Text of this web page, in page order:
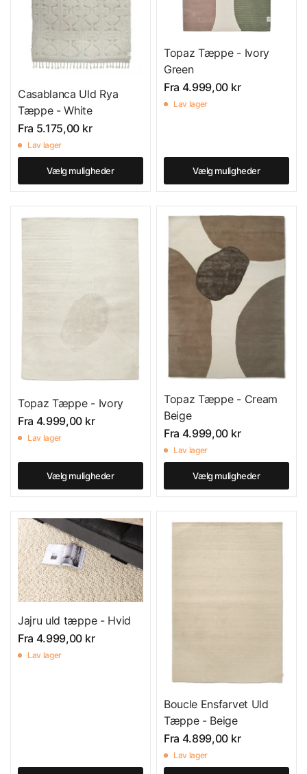
Casablanca Uld Rya
Tæppe - White
Fra 5.175,00 kr
Lav lager
Vælg muligheder
Topaz Tæppe - Ivory
Green
Fra 4.999,00 kr
Lav lager
Vælg muligheder
Topaz Tæppe - Ivory
Fra 4.999,00 kr
Lav lager
Vælg muligheder
Topaz Tæppe - Cream
Beige
Fra 4.999,00 kr
Lav lager
Vælg muligheder
Jajru uld tæppe - Hvid
Fra 4.999,00 kr
Lav lager
Boucle Ensfarvet Uld
Tæppe - Beige
Fra 4.899,00 kr
Lav lager